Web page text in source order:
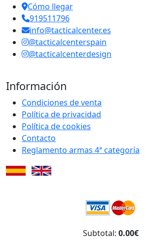
Cómo llegar
919511796
info@tacticalcenter.es
@tacticalcenterspain
@tacticalcenterdesign
Información
Condiciones de venta
Política de privacidad
Política de cookies
Contacto
Reglamento armas 4ª categoría
Subtotal: 0.00€